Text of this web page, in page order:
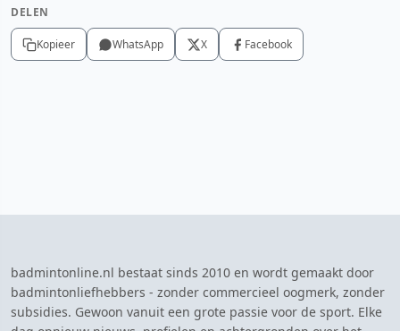
DELEN
Kopieer WhatsApp X Facebook
badmintonline.nl bestaat sinds 2010 en wordt gemaakt door
badmintonliefhebbers - zonder commercieel oogmerk, zonder
subsidies. Gewoon vanuit een grote passie voor de sport. Elke